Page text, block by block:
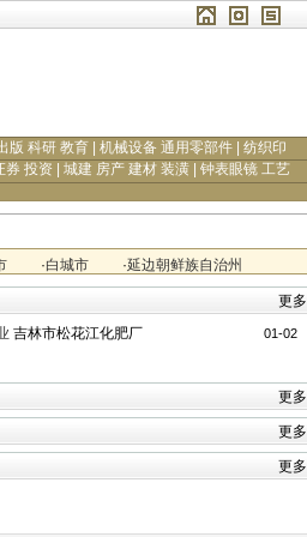
版 科研 教育 机械设备 通用零部件
纺织印
券 投资
城建 房产 建材 装潢 钟表眼镜 工艺
·白城市 ·延边朝鲜族自治州
更多
01-02
吉林市松花江化肥厂
更多
更多
更多